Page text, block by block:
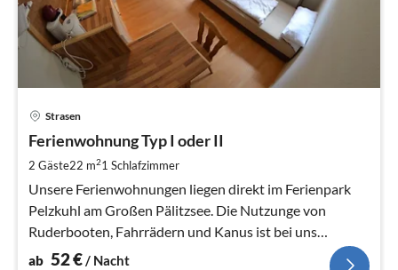
Strasen
Ferienwohnung Typ I oder II
2 Gäste22 m21 Schlafzimmer
Unsere Ferienwohnungen liegen direkt im Ferienpark
Pelzkuhl am Großen Pälitzsee. Die Nutzunge von
Ruderbooten, Fahrrädern und Kanus ist bei uns
kostenfrei.
ab 52€/ Nacht